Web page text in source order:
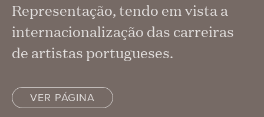
Representação, tendo em vista a
internacionalização das carreiras
de artistas portugueses.
VER PÁGINA